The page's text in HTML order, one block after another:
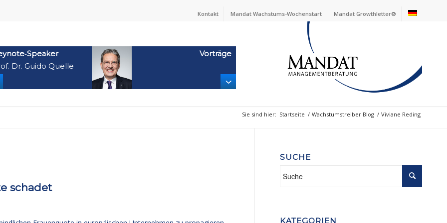
Kontakt Mandat Wachstums-Wochenstart Mandat Growthletter®
Dr. Guido Quelle
Vorträge
Sie sind hier: Startseite / Wachstumstreiber Blog / Viviane Reding
schadet
SUCHE
KATEGORIEN